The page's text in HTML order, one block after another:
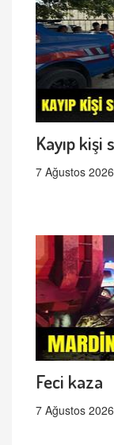
Kayıp
7 Ağustos
Feci kaza
7 Ağustos